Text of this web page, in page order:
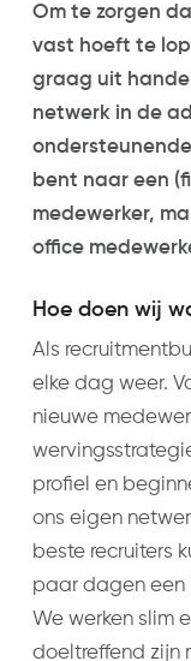
Om te zorgen
vast hoeft te
graag uit
netwerk in de
bent naar een
medewerker,
office
Hoe doen wij
Als
elke dag weer.
nieuwe
profiel en
ons eigen
beste recruiters
paar dagen een
We werken slim
doeltreffend zijn